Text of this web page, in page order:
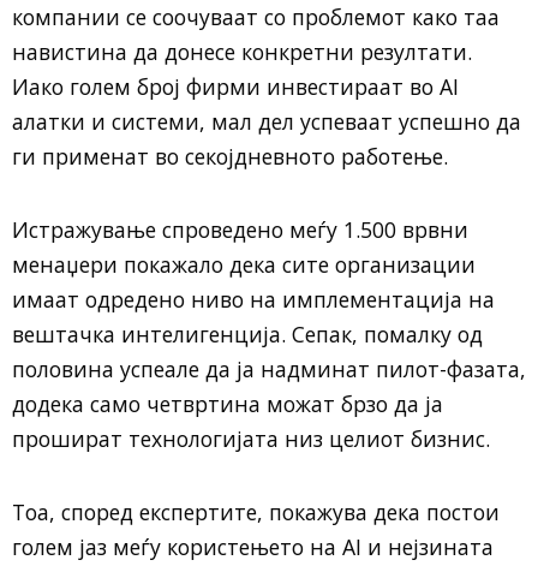
компании се соочуваат со проблемот како таа
навистина да донесе конкретни резултати.
Иако голем број фирми инвестираат во AI
алатки и системи, мал дел успеваат успешно да
ги применат во секојдневното работење.
Истражување спроведено меѓу 1.500 врвни
менаџери покажало дека сите организации
имаат одредено ниво на имплементација на
вештачка интелигенција. Сепак, помалку од
половина успеале да ја надминат пилот-фазата,
додека само четвртина можат брзо да ја
прошират технологијата низ целиот бизнис.
Тоа, според експертите, покажува дека постои
голем јаз меѓу користењето на AI и нејзината